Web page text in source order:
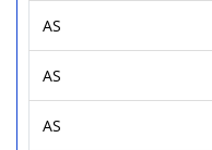
AS
AS
AS